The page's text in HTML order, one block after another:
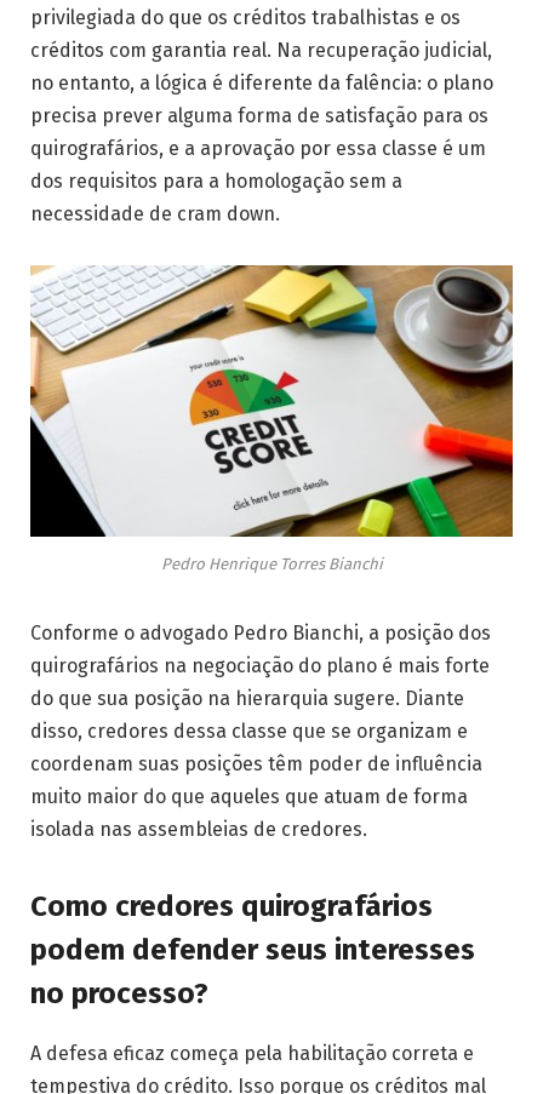
privilegiada do que os créditos trabalhistas e os
créditos com garantia real. Na recuperação judicial,
no entanto, a lógica é diferente da falência: o plano
precisa prever alguma forma de satisfação para os
quirografários, e a aprovação por essa classe é um
dos requisitos para a homologação sem a
necessidade de cram down.
Pedro Henrique Torres Bianchi
Conforme o advogado Pedro Bianchi, a posição dos
quirografários na negociação do plano é mais forte
do que sua posição na hierarquia sugere. Diante
disso, credores dessa classe que se organizam e
coordenam suas posições têm poder de influência
muito maior do que aqueles que atuam de forma
isolada nas assembleias de credores.
Como credores quirografários
podem defender seus interesses
no processo?
A defesa eficaz começa pela habilitação correta e
tempestiva do crédito. Isso porque os créditos mal